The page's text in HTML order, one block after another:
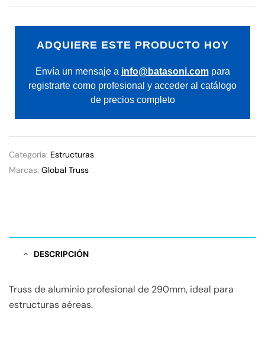
ADQUIERE ESTE PRODUCTO HOY
Envía un mensaje a info@batasoni.compara
registrarte como profesional y acceder al catálogo
de precios completo
Categoría: Estructuras
Marcas: Global Truss
DESCRIPCIÓN
Truss de aluminio profesional de 290mm, ideal para
estructuras aéreas.